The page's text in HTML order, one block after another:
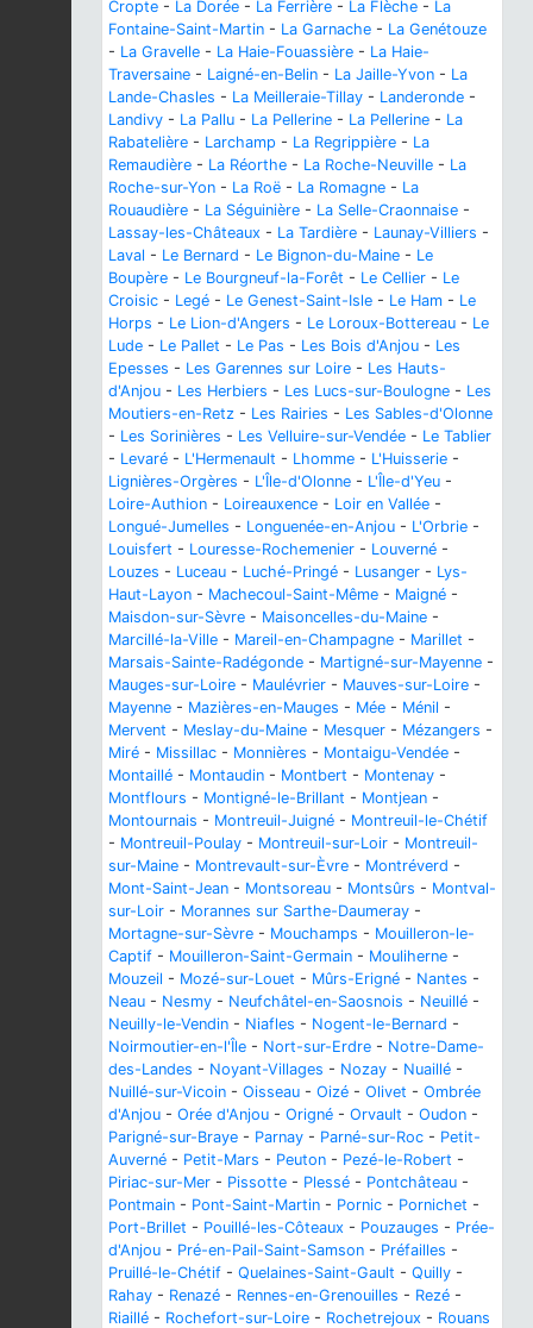
Cropte - La Dorée - La Ferrière - La Flèche - La
Fontaine-Saint-Martin - La Garnache - La Genétouze
- La Gravelle - La Haie-Fouassière - La Haie-
Traversaine - Laigné-en-Belin - La Jaille-Yvon - La
Lande-Chasles - La Meilleraie-Tillay - Landeronde -
Landivy - La Pallu - La Pellerine - La Pellerine - La
Rabatelière - Larchamp - La Regrippière - La
Remaudière - La Réorthe - La Roche-Neuville - La
Roche-sur-Yon - La Roë - La Romagne - La
Rouaudière - La Séguinière - La Selle-Craonnaise -
Lassay-les-Châteaux - La Tardière - Launay-Villiers -
Laval - Le Bernard - Le Bignon-du-Maine - Le
Boupère - Le Bourgneuf-la-Forêt - Le Cellier - Le
Croisic - Legé - Le Genest-Saint-Isle - Le Ham - Le
Horps - Le Lion-d'Angers - Le Loroux-Bottereau - Le
Lude - Le Pallet - Le Pas - Les Bois d'Anjou - Les
Epesses - Les Garennes sur Loire - Les Hauts-
d'Anjou - Les Herbiers - Les Lucs-sur-Boulogne - Les
Moutiers-en-Retz - Les Rairies - Les Sables-d'Olonne
- Les Sorinières - Les Velluire-sur-Vendée - Le Tablier
- Levaré - L'Hermenault - Lhomme - L'Huisserie -
Lignières-Orgères - L'Île-d'Olonne - L'Île-d'Yeu -
Loire-Authion - Loireauxence - Loir en Vallée -
Longué-Jumelles - Longuenée-en-Anjou - L'Orbrie -
Louisfert - Louresse-Rochemenier - Louverné -
Louzes - Luceau - Luché-Pringé - Lusanger - Lys-
Haut-Layon - Machecoul-Saint-Même - Maigné -
Maisdon-sur-Sèvre - Maisoncelles-du-Maine -
Marcillé-la-Ville - Mareil-en-Champagne - Marillet -
Marsais-Sainte-Radégonde - Martigné-sur-Mayenne -
Mauges-sur-Loire - Maulévrier - Mauves-sur-Loire -
Mayenne - Mazières-en-Mauges - Mée - Ménil -
Mervent - Meslay-du-Maine - Mesquer - Mézangers -
Miré - Missillac - Monnières - Montaigu-Vendée -
Montaillé - Montaudin - Montbert - Montenay -
Montflours - Montigné-le-Brillant - Montjean -
Montournais - Montreuil-Juigné - Montreuil-le-Chétif
- Montreuil-Poulay - Montreuil-sur-Loir - Montreuil-
sur-Maine - Montrevault-sur-Èvre - Montréverd -
Mont-Saint-Jean - Montsoreau - Montsûrs - Montval-
sur-Loir - Morannes sur Sarthe-Daumeray -
Mortagne-sur-Sèvre - Mouchamps - Mouilleron-le-
Captif - Mouilleron-Saint-Germain - Mouliherne -
Mouzeil - Mozé-sur-Louet - Mûrs-Erigné - Nantes -
Neau - Nesmy - Neufchâtel-en-Saosnois - Neuillé -
Neuilly-le-Vendin - Niafles - Nogent-le-Bernard -
Noirmoutier-en-l'Île - Nort-sur-Erdre - Notre-Dame-
des-Landes - Noyant-Villages - Nozay - Nuaillé -
Nuillé-sur-Vicoin - Oisseau - Oizé - Olivet - Ombrée
d'Anjou - Orée d'Anjou - Origné - Orvault - Oudon -
Parigné-sur-Braye - Parnay - Parné-sur-Roc - Petit-
Auverné - Petit-Mars - Peuton - Pezé-le-Robert -
Piriac-sur-Mer - Pissotte - Plessé - Pontchâteau -
Pontmain - Pont-Saint-Martin - Pornic - Pornichet -
Port-Brillet - Pouillé-les-Côteaux - Pouzauges - Prée-
d'Anjou - Pré-en-Pail-Saint-Samson - Préfailles -
Pruillé-le-Chétif - Quelaines-Saint-Gault - Quilly -
Rahay - Renazé - Rennes-en-Grenouilles - Rezé -
Riaillé - Rochefort-sur-Loire - Rochetrejoux - Rouans